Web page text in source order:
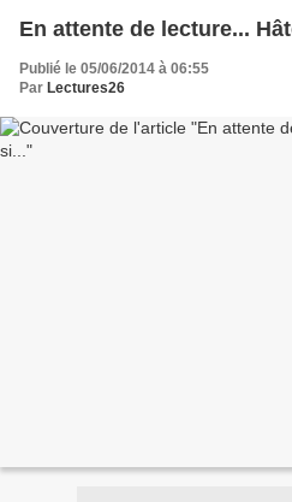
En attente de lecture...
Publié le 05/06/2014 à 06:55
Par Lectures26